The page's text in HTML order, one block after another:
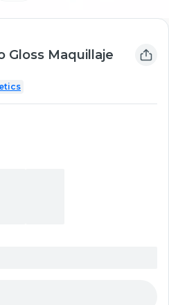
Gloss Maquillaje